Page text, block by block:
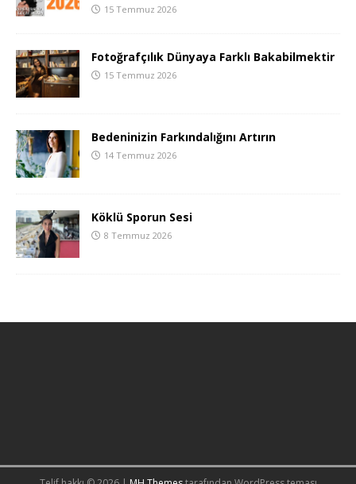
15 Temmuz 2026
Fotoğrafçılık Dünyaya Farklı Bakabilmektir
15 Temmuz 2026
Bedeninizin Farkındalığını Artırın
14 Temmuz 2026
Köklü Sporun Sesi
8 Temmuz 2026